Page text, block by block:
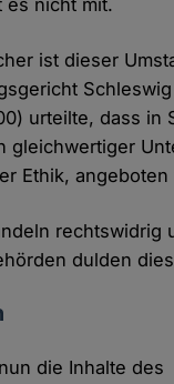
es nicht mit.
ist dieser
urteilte, dass in
gleichwertiger
Ethik,
rechtswidrig
dulden
die Inhalte des